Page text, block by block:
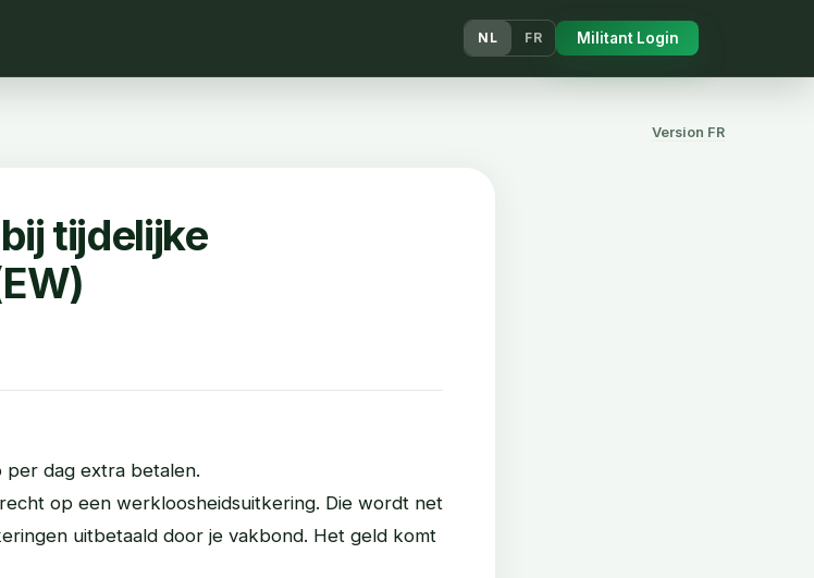
NL FR Militant Login
Version FR
tijdelijke
dag extra betalen.
op een werkloosheidsuitkering. Die wordt net
uitbetaald door je vakbond. Het geld komt